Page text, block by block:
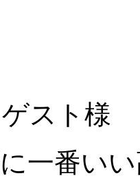
スト様
一番い